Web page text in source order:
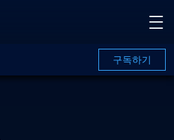
구독하기